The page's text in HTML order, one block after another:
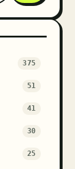
375
51
41
30
25